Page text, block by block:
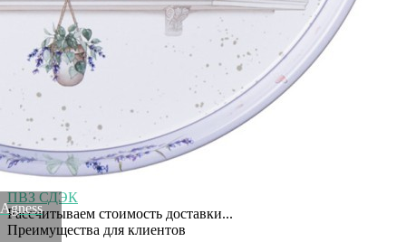
В наличии
×
UpDown
Купить
Информация о доставке
Эль-Монте
Курьер
Служба доставки СДЭК
Рассчитываем стоимость доставки...
Самовывоз
ПВЗ СДЭК
Рассчитываем стоимость доставки...
Преимущества для клиентов